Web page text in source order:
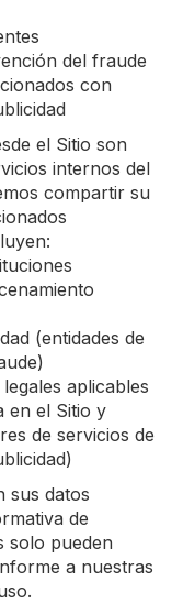
del fraude
con
el Sitio son
internos del
compartir su
(entidades de
aplicables
en el Sitio y
de servicios de
sus datos
de
solo pueden
a nuestras